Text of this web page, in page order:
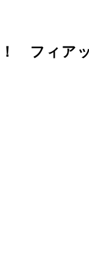
フィア